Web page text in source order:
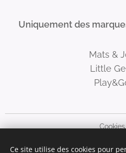
Uniquement des
Mats &
Little
Cookies
Langues
Ce site utilise des cookies pour